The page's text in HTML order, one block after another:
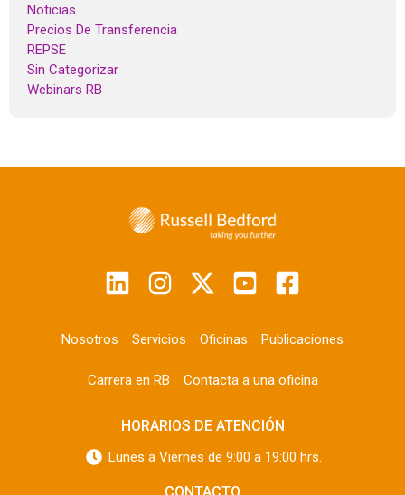
Noticias
Precios De Transferencia
REPSE
Sin Categorizar
Webinars RB
Nosotros Servicios Oficinas Publicaciones
Carrera en RB Contacta a una oficina
HORARIOS DE ATENCIÓN
Lunes a Viernes de 9:00 a 19:00 hrs.